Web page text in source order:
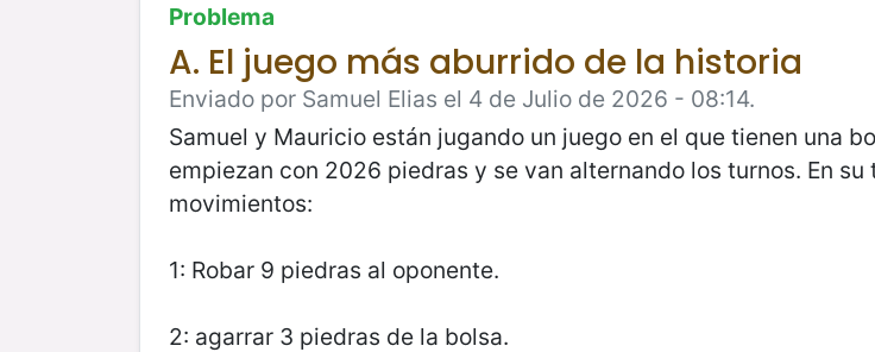
Problema
A. El juego más aburrido de la historia
Enviado por Samuel Elias el 4 de Julio de 2026 - 08:14.
Samuel y Mauricio están jugando un juego en el que tienen una
empiezan con 2026 piedras y se van alternando los turnos. En
movimientos:
1: Robar 9 piedras al oponente.
2: agarrar 3 piedras de la bolsa.